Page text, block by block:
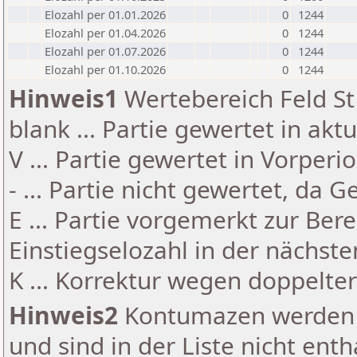
Elozahl per 01.01.2026
0
1244
Elozahl per 01.04.2026
0
1244
Elozahl per 01.07.2026
0
1244
Elozahl per 01.10.2026
0 1244
Hinweis1 Wertebereich Feld
blank ... Partie gewertet in
V ... Partie gewertet in
- ... Partie nicht gewertet, da
E ... Partie vorgemerkt zur
Einstiegselozahl in der
K ... Korrektur wegen
Hinweis2 Kontumazen
und sind in der Liste nicht